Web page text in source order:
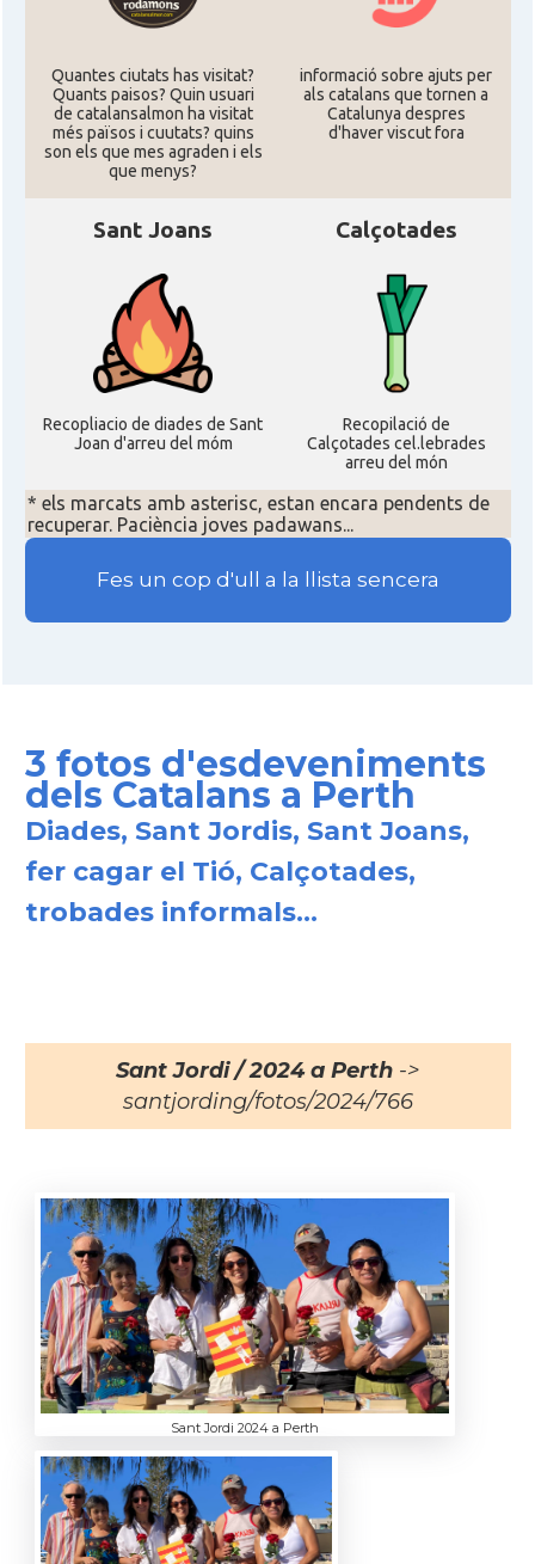
Quantes ciutats has visitat?
Quants paisos? Quin usuari
de catalansalmon ha visitat
més països i cuutats? quins
son els que mes agraden i els
que menys?
informació sobre ajuts per
als catalans que tornen a
Catalunya despres
d'haver viscut fora
Sant Joans
Recopliacio de diades de Sant
Joan d'arreu del móm
Calçotades
Recopilació de
Calçotades cel.lebrades
arreu del món
* els marcats amb asterisc, estan encara pendents de
recuperar. Paciència joves padawans...
Fes un cop d'ull a la llista sencera
3 fotos d'esdeveniments
dels Catalans a Perth
Diades, Sant Jordis, Sant Joans,
fer cagar el Tió, Calçotades,
trobades informals...
Sant Jordi / 2024 a Perth ->
santjording/fotos/2024/766
Sant Jordi 2024 a Perth